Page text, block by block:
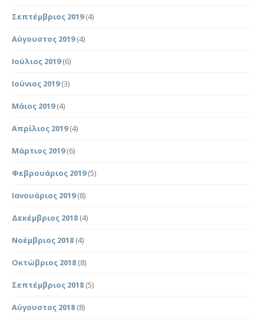
Σεπτέμβριος 2019(4)
Αύγουστος 2019(4)
Ιούλιος 2019(6)
Ιούνιος 2019(3)
Μάιος 2019(4)
Απρίλιος 2019(4)
Μάρτιος 2019(6)
Φεβρουάριος 2019(5)
Ιανουάριος 2019(8)
Δεκέμβριος 2018 (4)
Νοέμβριος 2018 (4)
Οκτώβριος 2018 (8)
Σεπτέμβριος 2018 (5)
Αύγουστος 2018 (8)